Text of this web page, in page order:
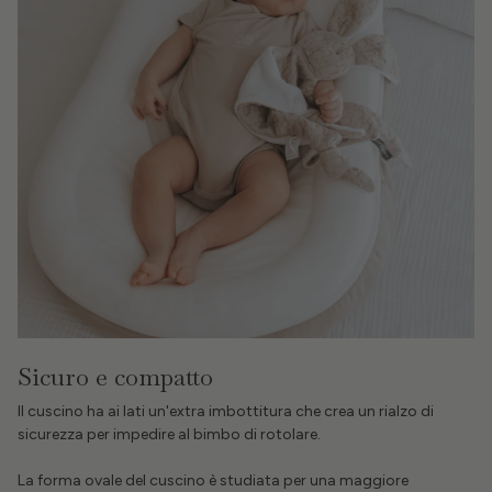
Sicuro e compatto
Il cuscino ha ai lati un'extra imbottitura che crea un rialzo di
sicurezza per impedire al bimbo di rotolare.
La forma ovale del cuscino è studiata per una maggiore